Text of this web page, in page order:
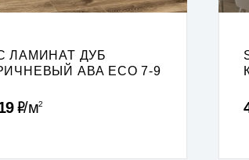
ЛАМИНАТ ДУБ
ABA ECO 7-9
Р м2